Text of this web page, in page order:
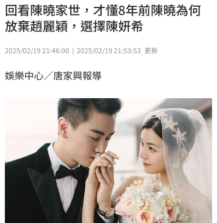
回看陳曉家世，才懂8年前陳曉為何
放棄趙麗穎，選擇陳妍希
2025/02/19 21:46:00 2025/02/19 21:53:53 更新
娛樂中心／唐家興報導